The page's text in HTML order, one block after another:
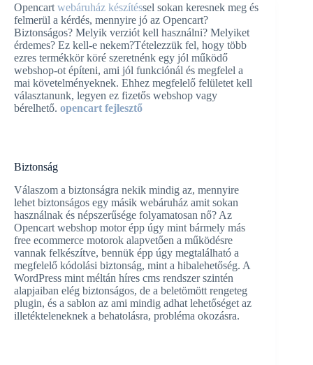
Opencart webáruház készítéssel sokan keresnek meg és
felmerül a kérdés, mennyire jó az Opencart?
Biztonságos? Melyik verziót kell használni? Melyiket
érdemes? Ez kell-e nekem?Tételezzük fel, hogy több
ezres termékkör köré szeretnénk egy jól működő
webshop-ot építeni, ami jól funkciónál és megfelel a
mai követelményeknek. Ehhez megfelelő felületet kell
választanunk, legyen ez fizetős webshop vagy
bérelhető. opencart fejlesztő
Biztonság
Válaszom a biztonságra nekik mindig az, mennyire
lehet biztonságos egy másik webáruház amit sokan
használnak és népszerűsége folyamatosan nő? Az
Opencart webshop motor épp úgy mint bármely más
free ecommerce motorok alapvetően a működésre
vannak felkészítve, bennük épp úgy megtalálható a
megfelelő kódolási biztonság, mint a hibalehetőség. A
WordPress mint méltán híres cms rendszer szintén
alapjaiban elég biztonságos, de a beletömött rengeteg
plugin, és a sablon az ami mindig adhat lehetőséget az
illetékteleneknek a behatolásra, probléma okozásra.